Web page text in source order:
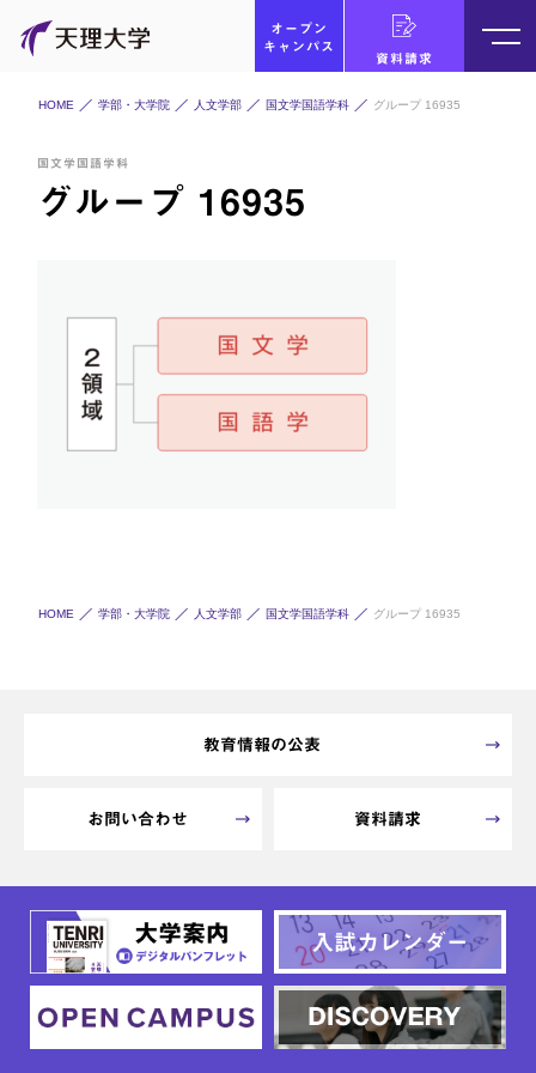
オープン
キャンパス
資料請求
HOME 学部・大学院 人文学部 国文学国語学科 グループ 16935
国文学国語学科
グループ 16935
HOME 学部・大学院 人文学部 国文学国語学科 グループ 16935
教育情報の公表
お問い合わせ 資料請求